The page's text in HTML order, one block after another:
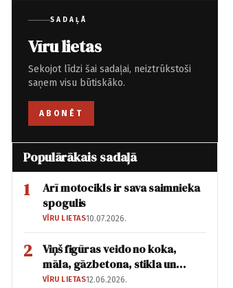
SADAĻĀ
Vīru lietas
Sekojot līdzi šai sadaļai, neiztrūkstoši
saņem visu būtiskāko.
ABONĒT
Populārākais sadaļā
1
Arī motocikls ir sava saimnieka
spogulis
VĪRU LIETAS10.07.2026.
2
Viņš figūras veido no koka,
māla, gāzbetona, stikla un
akmens!
VĪRU LIETAS12.06.2026.